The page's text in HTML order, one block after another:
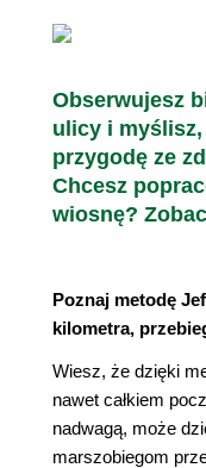
Obserwujesz
ulicy i myślisz,
przygodę ze
Chcesz
wiosnę?
Poznaj metodę
kilometra,
Wiesz, że dzięki
nawet całkiem
nadwagą, może
marszobiegom